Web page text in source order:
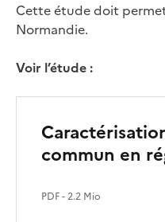
Cette étude doit
Normandie.
Voir l’étude :
commun en
PDF- 2.2 Mio